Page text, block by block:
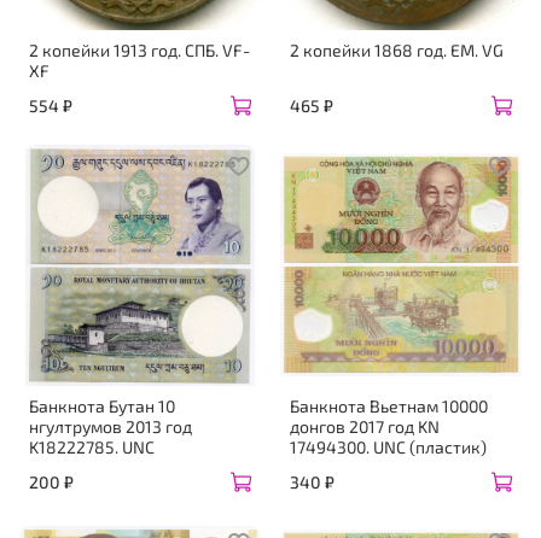
2 копейки 1913 год. СПБ. VF-
XF
554 ₽
2 копейки 1868 год. ЕМ. VG
465 ₽
Банкнота Бутан 10
нгултрумов 2013 год
K18222785. UNC
200 ₽
Банкнота Вьетнам 10000
донгов 2017 год KN
17494300. UNC (пластик)
340 ₽